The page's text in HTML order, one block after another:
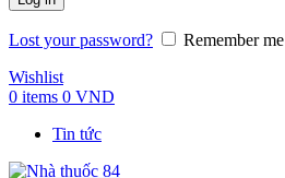
Lost your password?
Remember me
Wishlist
0 items 0 VND
Tin tức